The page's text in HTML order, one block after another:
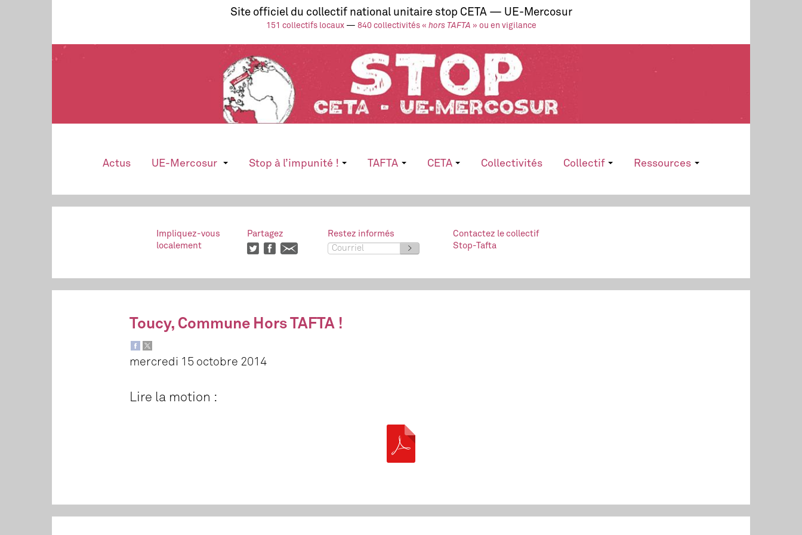
Site officiel du collectif national unitaire stop CETA — UE-Mercosur
151 collectifs locaux— 840 collectivités « hors TAFTA » ou en vigilance
Actus UE-Mercosur Stop à l’impunité ! TAFTA CETA Collectivités Collectif Ressources
Impliquez-vous
localement
Partagez
Restez informés
>
Contactez le collectif
Stop-Tafta
Toucy, Commune Hors TAFTA !
mercredi 15 octobre 2014
Lire la motion :